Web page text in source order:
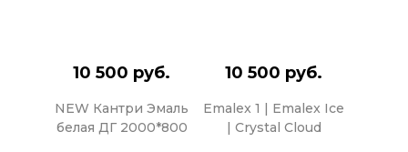
10 500 руб.
NEW Кантри Эмаль
белая ДГ 2000*800
10 500 руб.
Emalex 1 | Emalex Ice
| Crystal Cloud